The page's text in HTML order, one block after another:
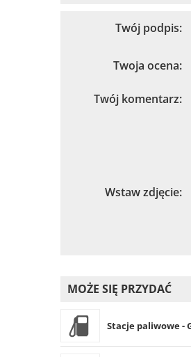
Twój podpis:
Twoja ocena:
Twój komentarz:
Wstaw zdjęcie:
MOŻE SIĘ PRZYDAĆ
Stacje paliwowe -